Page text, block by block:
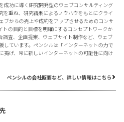
成功に導く研究開発型のウェブコンサルティング
を重ね、研究結果によるノウハウをもとにクライ
ブからの売上や成約をアップさせるためのコンサ
トの目的と目標を明確にするコンセプトワークか
調査、企画提案、ウェブサイト制作など、ウェブ
しています。ペンシルは「インターネットの力で
掲げ、常に新しいインターネットの可能性に向け
ペンシルの会社概要など、詳しい情報はこちら